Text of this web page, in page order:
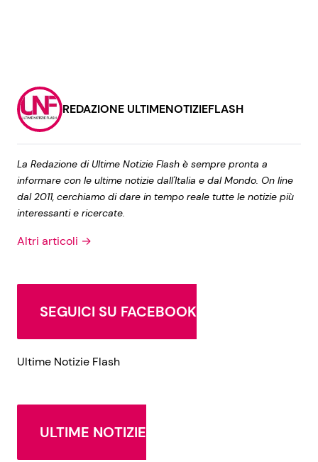
REDAZIONE ULTIMENOTIZIEFLASH
La Redazione di Ultime Notizie Flash è sempre pronta a
informare con le ultime notizie dall'Italia e dal Mondo. On line
dal 2011, cerchiamo di dare in tempo reale tutte le notizie più
interessanti e ricercate.
Altri articoli →
SEGUICI SU FACEBOOK
Ultime Notizie Flash
ULTIME NOTIZIE